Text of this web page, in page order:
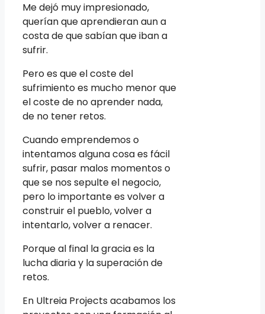
Me dejó muy impresionado,
querían que aprendieran aun a
costa de que sabían que iban a
sufrir.
Pero es que el coste del
sufrimiento es mucho menor que
el coste de no aprender nada,
de no tener retos.
Cuando emprendemos o
intentamos alguna cosa es fácil
sufrir, pasar malos momentos o
que se nos sepulte el negocio,
pero lo importante es volver a
construir el pueblo, volver a
intentarlo, volver a renacer.
Porque al final la gracia es la
lucha diaria y la superación de
retos.
En Ultreia Projects acabamos los